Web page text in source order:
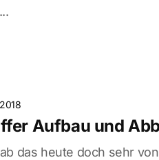
Aufbau und
das heute doch sehr